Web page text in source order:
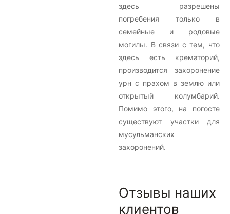
здесь разрешены
погребения только в
семейные и родовые
могилы. В связи с тем, что
здесь есть крематорий,
производится захоронение
урн с прахом в землю или
открытый колумбарий.
Помимо этого, на погосте
существуют участки для
мусульманских
захоронений.
Отзывы наших
клиентов